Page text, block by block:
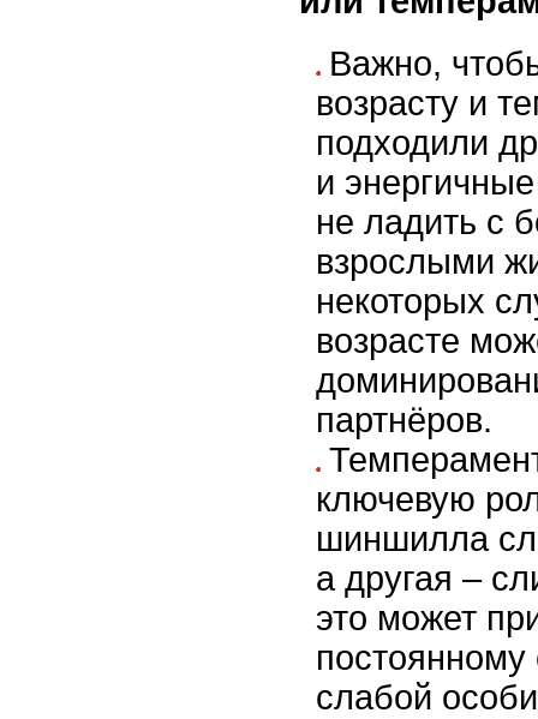
Важно,
возрасту и
подходили
и
не ладить с
взрослыми
некоторых
возрасте
партнёров.
ключевую
шиншилла
а другая –
это может
постоянному
слабой